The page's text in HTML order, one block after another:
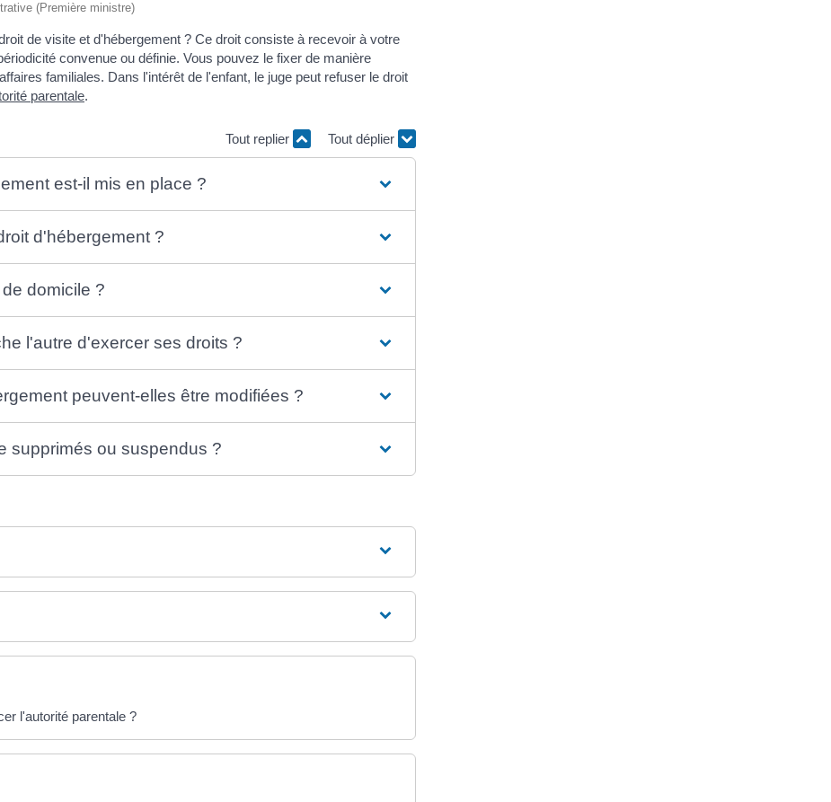
(Première ministre)
de visite et d'hébergement ? Ce droit consiste à recevoir à votre
convenue ou définie. Vous pouvez le fixer de manière
familiales. Dans l'intérêt de l'enfant, le juge peut refuser le droit
parentale.
Tout replier Tout déplier
est-il mis en place ?
d'hébergement ?
domicile ?
l'autre d'exercer ses droits ?
peuvent-elles être modifiées ?
supprimés ou suspendus ?
l'autorité parentale ?